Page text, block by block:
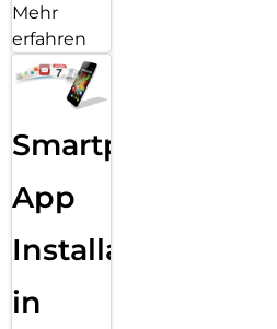
Mehr
erfahren
Smartphone
App
Installation
in